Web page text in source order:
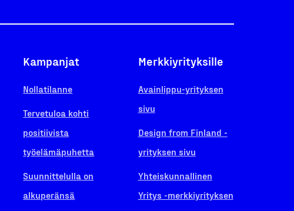
Kampanjat
Nollatilanne
Tervetuloa kohti
positiivista
työelämäpuhetta
Suunnittelulla on
alkuperänsä
Merkkiyrityksille
Avainlippu-yrityksen
sivu
Design from Finland -
yrityksen sivu
Yhteiskunnallinen
Yritys -merkkiyrityksen